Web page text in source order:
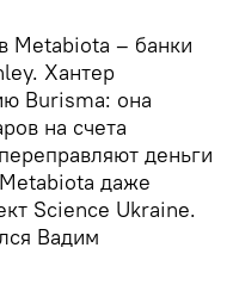
Metabiota – банки
Хантер
Burisma: она
на счета
деньги
даже
Science Ukraine.
Вадим